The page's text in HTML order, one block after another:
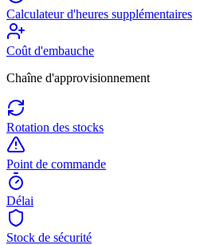
Calculateur d'heures supplémentaires
Coût d'embauche
Chaîne d'approvisionnement
Rotation des stocks
Point de commande
Délai
Stock de sécurité